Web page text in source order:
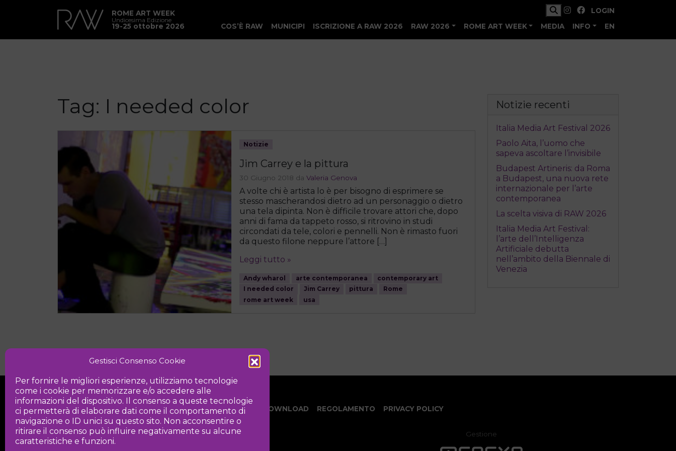
Gestisci Consenso Cookie
Per fornire le migliori esperienze, utilizziamo tecnologie
come i cookie per memorizzare e/o accedere alle
informazioni del dispositivo. Il consenso a queste tecnologie
ci permetterà di elaborare dati come il comportamento di
navigazione o ID unici su questo sito. Non acconsentire o
ritirare il consenso può influire negativamente su alcune
caratteristiche e funzioni.
ROME ART WEEK
Undicesima Edizione
19-25 ottobre 2026
LOGIN
COS’È RAW
MUNICIPI ISCRIZIONE A RAW 2026 RAW 2026 ROME ART WEEK MEDIA INFO EN
Tag: I needed color
Notizie
Jim Carrey e la pittura
30 Giugno 2018 daValeria Genova
A volte chi è artista lo è per bisogno di esprimere se
stesso mascherandosi dietro ad un personaggio o dietro
una tela dipinta. Non è difficile trovare attori che, dopo
anni di fama da tappeto rosso, si ritrovino in studi
circondati da tele, colori e pennelli. Non è rimasto fuori
da questo filone neppure l’attore […]
Leggi tutto »
Andy wharol arte contemporanea
contemporary art
I needed color
Jim Carrey pittura
Rome
rome art week
usa
Notizie recenti
Italia Media Art Festival 2026
Paolo Aita, l’uomo che
sapeva ascoltare l’invisibile
Budapest Artineris: da Roma
a Budapest, una nuova rete
internazionale per l’arte
contemporanea
La scelta visiva di RAW 2026
Italia Media Art Festival:
l’arte dell’Intelligenza
Artificiale debutta
nell’ambito della Biennale di
Venezia
NOTIZIE DOWNLOAD REGOLAMENTO PRIVACY POLICY
Iniziativa Gestione